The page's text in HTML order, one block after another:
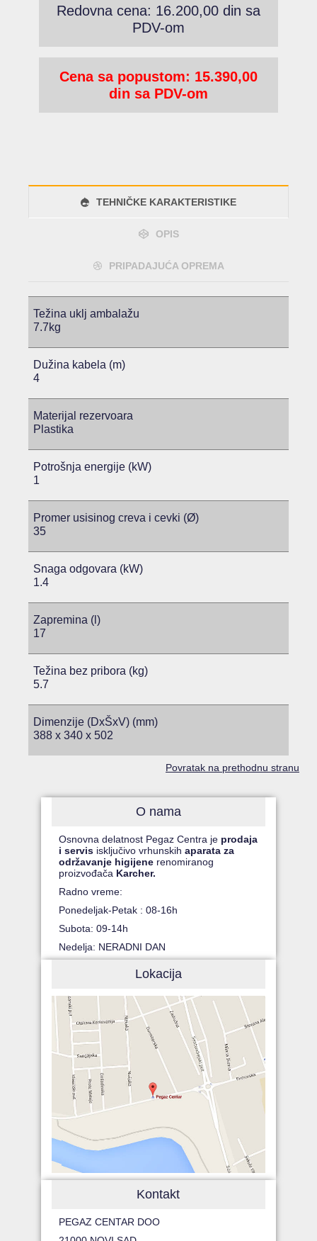
Redovna cena: 16.200,00 din sa
PDV-om
Cena sa popustom: 15.390,00
din sa PDV-om
TEHNIČKE KARAKTERISTIKE
OPIS
PRIPADAJUĆA OPREMA
Težina uklj ambalažu
7.7kg
Dužina kabela (m)
4
Materijal rezervoara
Plastika
Potrošnja energije (kW)
1
Promer usisinog creva i cevki (Ø)
35
Snaga odgovara (kW)
1.4
Zapremina (l)
17
Težina bez pribora (kg)
5.7
Dimenzije (DxŠxV) (mm)
388 x 340 x 502
Povratak na prethodnu stranu
O nama
Osnovna delatnost Pegaz Centra je prodaja
i servis isključivo vrhunskihaparata za
održavanje higijene renomiranog
proizvođača Karcher.
Radno vreme:
Ponedeljak-Petak : 08-16h
Subota: 09-14h
Nedelja: NERADNI DAN
Lokacija
Kontakt
PEGAZ CENTAR DOO